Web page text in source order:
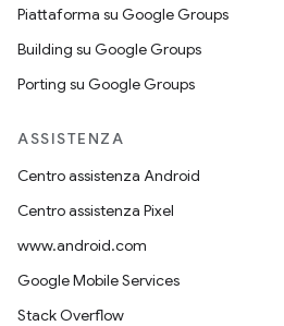
Piattaforma su Google Groups
Building su Google Groups
Porting su Google Groups
ASSISTENZA
Centro assistenza Android
Centro assistenza Pixel
www.android.com
Google Mobile Services
Stack Overflow